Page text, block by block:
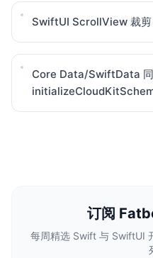
SwiftUI ScrollView 裁剪
Core Data/SwiftData 同
订阅
每周精选 Swift 与 SwiftUI